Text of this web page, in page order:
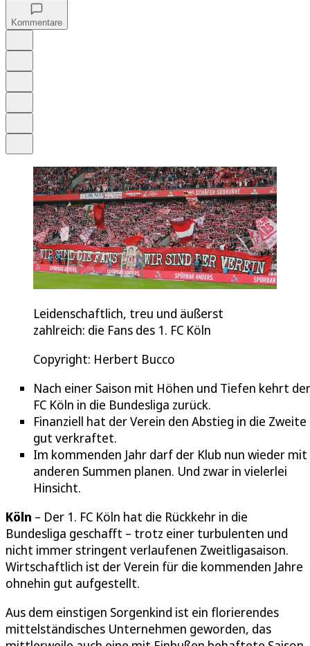
Kommentare
Leidenschaftlich, treu und äußerst
zahlreich: die Fans des 1. FC Köln
Copyright: Herbert Bucco
Nach einer Saison mit Höhen und Tiefen kehrt
FC Köln in die Bundesliga zurück.
Finanziell hat der Verein den Abstieg in die Zweite
gut verkraftet.
Im kommenden Jahr darf der Klub nun wieder mit
anderen Summen planen. Und zwar in vielerlei
Hinsicht.
Köln – Der 1. FC Köln hat die Rückkehr in die
Bundesliga geschafft – trotz einer turbulenten und
nicht immer stringent verlaufenen Zweitligasaison.
Wirtschaftlich ist der Verein für die kommenden Jahre
ohnehin gut aufgestellt.
Aus dem einstigen Sorgenkind ist ein florierendes
mittelständisches Unternehmen geworden, das